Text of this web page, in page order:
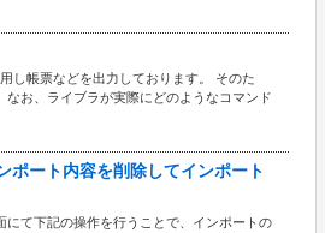
し帳票などを出力しております。 そのた
お、ライブラが実際にどのようなコマンド
ポート内容を削除してインポート
て下記の操作を行うことで、インポートの